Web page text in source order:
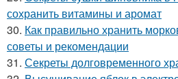
сохранить витамины и аромат
30. Как правильно хранить
советы и рекомендации
31. Секреты долговременного